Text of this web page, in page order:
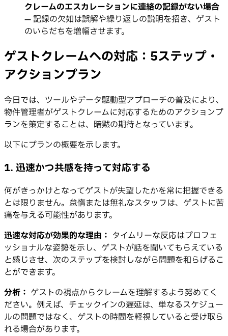
クレームのエスカレーションに連絡の記録がない場合
— 記録の欠如は誤解や繰り返しの説明を招き、ゲスト
のいらだちを増幅させます。
ゲストクレームへの対応：5ステップ・
アクションプラン
今日では、ツールやデータ駆動型アプローチの普及により、
物件管理者がゲストクレームに対応するためのアクションプ
ランを策定することは、暗黙の期待となっています。
以下にプランの概要を示します。
1. 迅速かつ共感を持って対応する
何がきっかけとなってゲストが失望したかを常に把握できる
とは限りません。怠惰または無礼なスタッフは、ゲストに苦
痛を与える可能性があります。
迅速な対応が効果的な理由： タイムリーな反応はプロフェ
ッショナルな姿勢を示し、ゲストが話を聞いてもらえている
と感じさせ、次のステップを検討しながら問題を和らげるこ
とができます。
分析： ゲストの視点からクレームを理解するよう努めてく
ださい。例えば、チェックインの遅延は、単なるスケジュー
ルの問題ではなく、ゲストの時間を軽視していると受け取ら
れる場合があります。